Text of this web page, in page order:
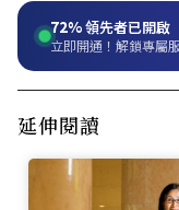
72%領先者已開啟
立即開通！解鎖專屬
延伸閱讀